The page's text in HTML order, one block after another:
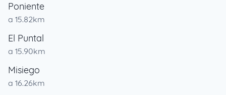
Poniente
a 15.82km
El Puntal
a 15.90km
Misiego
a 16.26km